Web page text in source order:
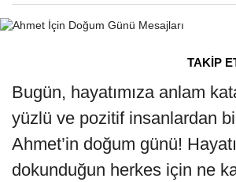
TAKİP
Bugün, hayatımıza anlam
yüzlü ve pozitif insanlardan
Ahmet’in doğum günü!
dokunduğun herkes için ne